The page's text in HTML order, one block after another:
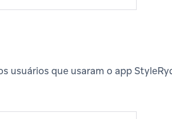
usuários que usaram o app